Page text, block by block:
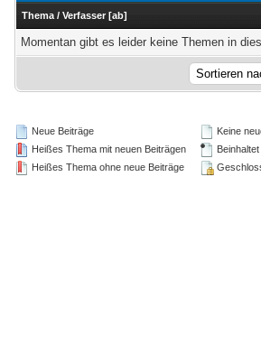
Thema / Verfasser [ab]
Momentan gibt es leider keine Themen in
Neue Beiträge
Heißes Thema mit neuen Beiträgen
Heißes Thema ohne neue Beiträge
Keine